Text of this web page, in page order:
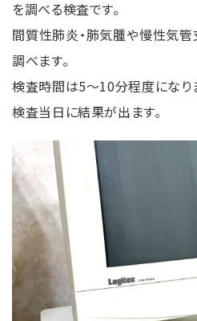
を調べる検査です。
間質性肺炎・肺気腫や慢性気
調べます。
検査時間は5〜10分程度になり
検査当日に結果が出ます。